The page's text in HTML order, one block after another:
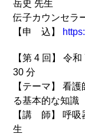
岳
伝子カウンセラ
【申 込】
【第 4 回】 令
30 分
【テーマ】 看
る基本的な知識
【講 師】 呼吸